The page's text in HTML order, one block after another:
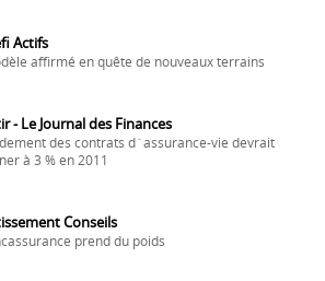
Actifs
affirmé en quête de nouveaux terrains
- Le Journal des Finances
des contrats d´assurance-vie devrait
à 3 % en 2011
Conseils
prend du poids